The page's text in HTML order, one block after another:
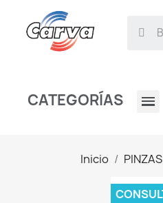
CATEGORÍAS
Inicio